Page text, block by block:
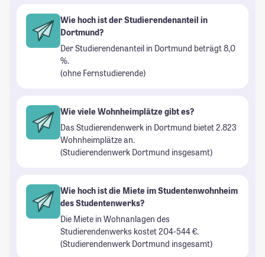
Wie hoch ist der Studierendenanteil in
Dortmund?
Der Studierendenanteil in Dortmund beträgt 8,0
%.
(ohne Fernstudierende)
Wie viele Wohnheimplätze gibt es?
Das Studierendenwerk in Dortmund bietet 2.823
Wohnheimplätze an.
(Studierendenwerk Dortmund insgesamt)
Wie hoch ist die Miete im Studentenwohnheim
des Studentenwerks?
Die Miete in Wohnanlagen des
Studierendenwerks kostet 204-544 €.
(Studierendenwerk Dortmund insgesamt)